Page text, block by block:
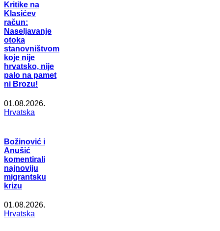
Kritike na
Klasićev
račun:
Naseljavanje
otoka
stanovništvom
koje nije
hrvatsko, nije
palo na pamet
ni Brozu!
01.08.2026.
Hrvatska
Božinović i
Anušić
komentirali
najnoviju
migrantsku
krizu
01.08.2026.
Hrvatska